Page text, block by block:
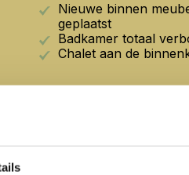
Nieuwe binnen
geplaatst
Badkamer totaal
Chalet aan de